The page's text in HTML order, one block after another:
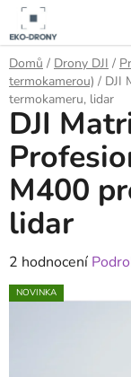
Přejít
obsah
Domů / Drony DJI /
termokamerou) / DJI
termokameru, lidar
DJI
M400
lidar
Průměrné
hodnocení
2 hodnocení
NOVINKA